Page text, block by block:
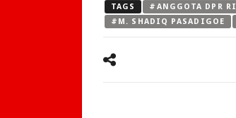
TAGS #ANGGOTA DPR RI
#M. SHADIQ PASADIGOE